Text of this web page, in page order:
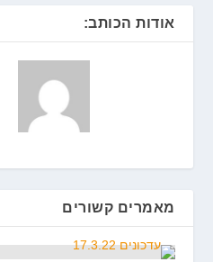
אודות הכותב:
מאמרים קשורים